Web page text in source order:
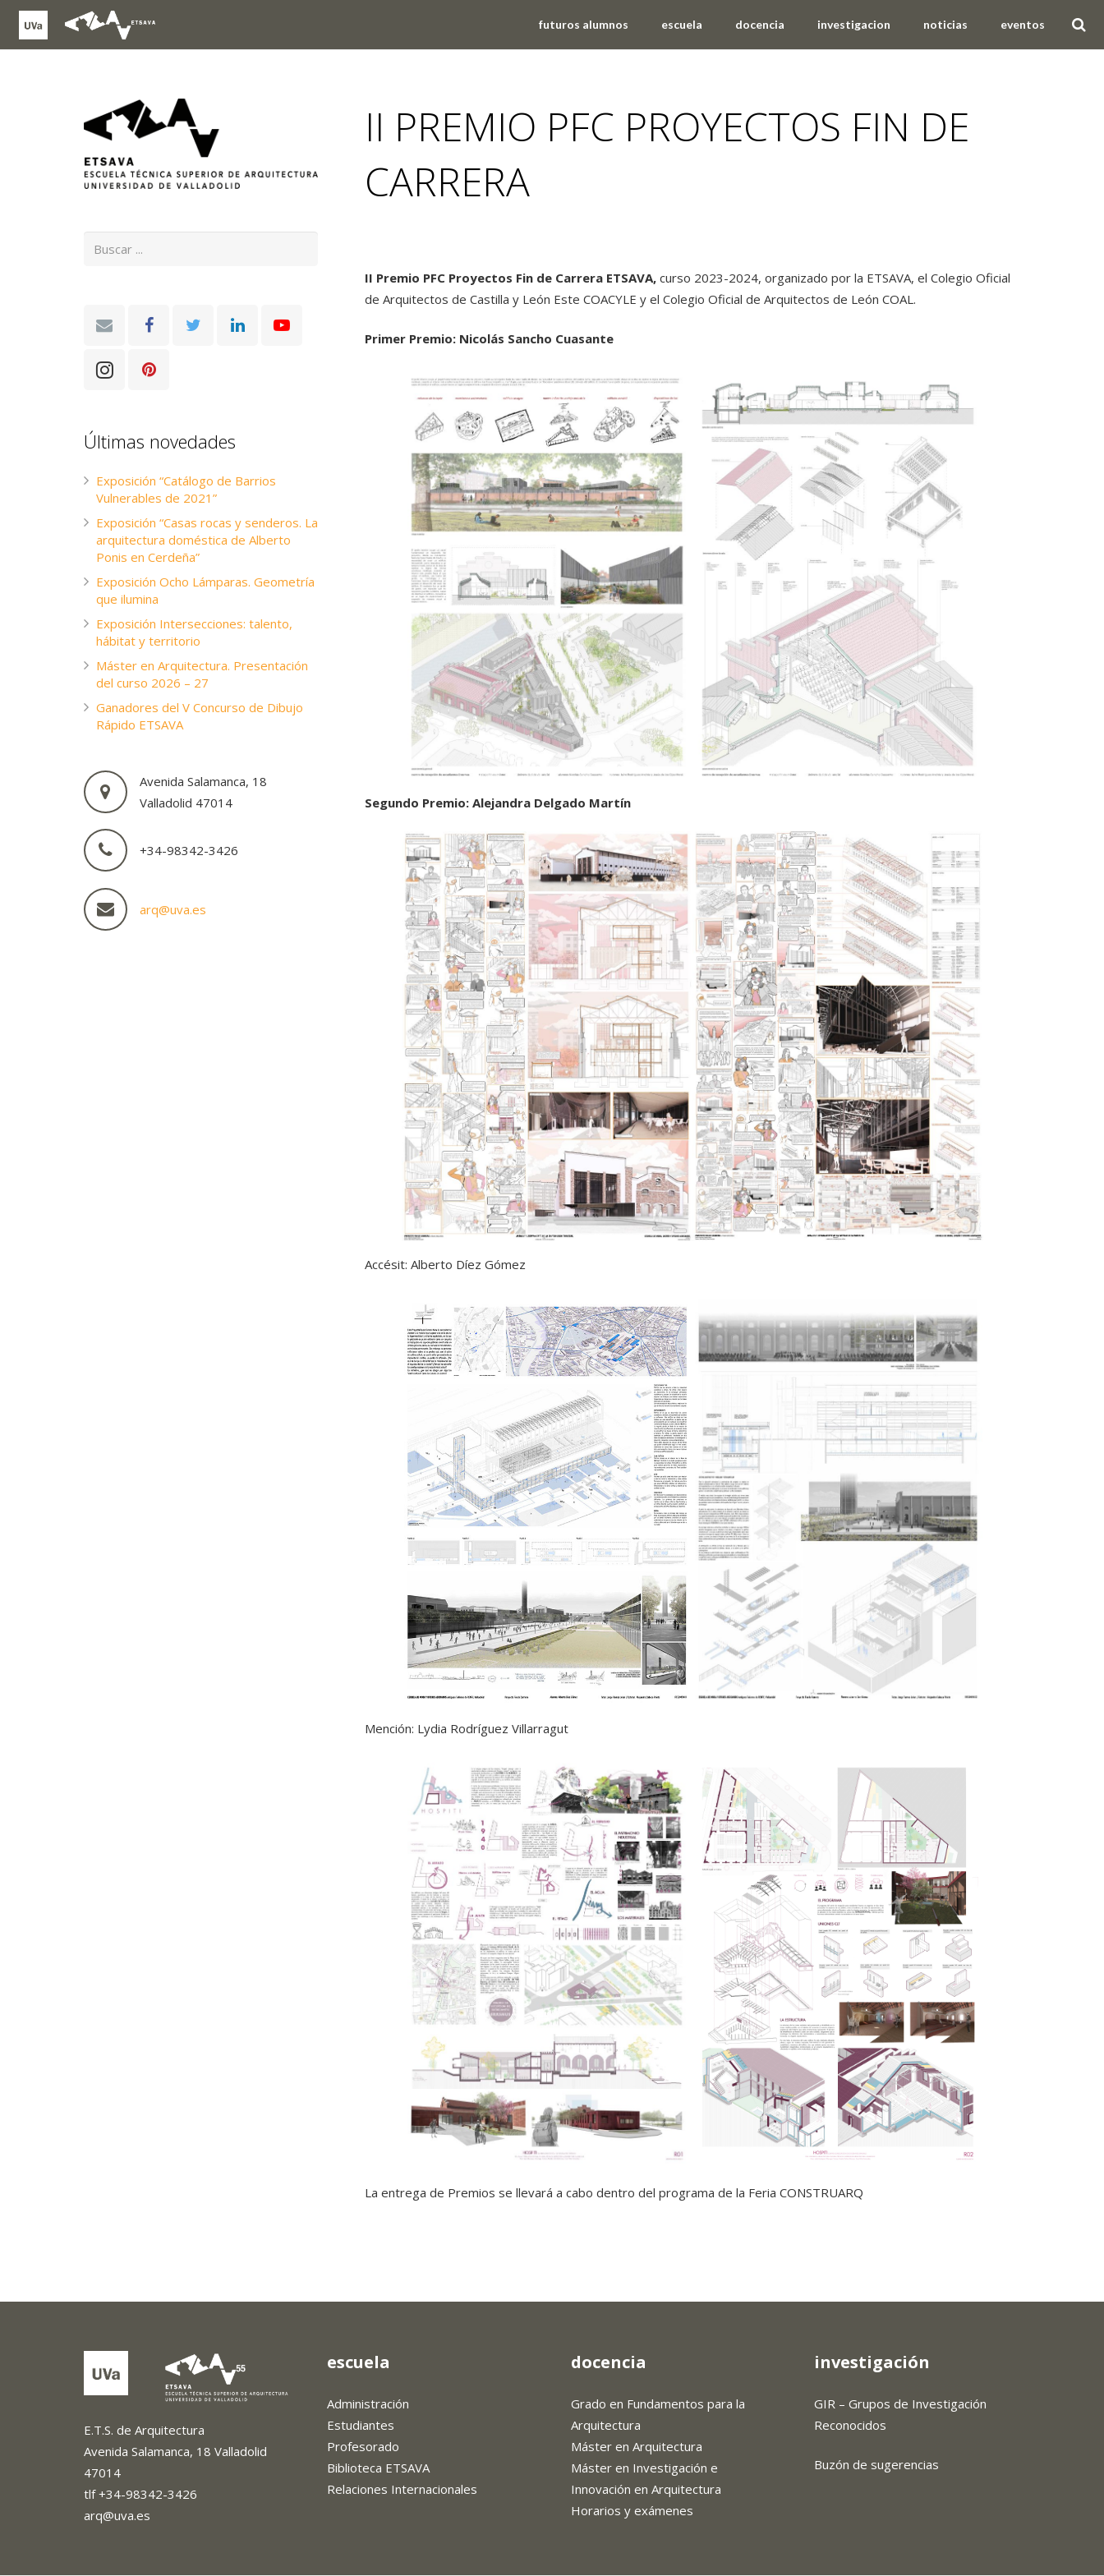
futuros alumnos escuela docencia investigacion noticias eventos
II PREMIO PFC PROYECTOS FIN DE
CARRERA
II Premio PFC Proyectos Fin de Carrera ETSAVA, curso 2023-2024, organizado por la ETSAVA, el Colegio Oficial
de Arquitectos de Castilla y León Este COACYLE y el Colegio Oficial de Arquitectos de León COAL.
Primer Premio: Nicolás Sancho Cuasante
Segundo Premio: Alejandra Delgado Martín
Accésit: Alberto Díez Gómez
Mención: Lydia Rodríguez Villarragut
La entrega de Premios se llevará a cabo dentro del programa de la Feria CONSTRUARQ
Últimas novedades
Exposición “Catálogo de Barrios
Vulnerables de 2021”
Exposición “Casas rocas y senderos. La
arquitectura doméstica de Alberto
Ponis en Cerdeña”
Exposición Ocho Lámparas. Geometría
que ilumina
Exposición Intersecciones: talento,
hábitat y territorio
Máster en Arquitectura. Presentación
del curso 2026 – 27
Ganadores del V Concurso de Dibujo
Rápido ETSAVA
Avenida Salamanca, 18
Valladolid 47014
+34-98342-3426
arq@uva.es
E.T.S. de Arquitectura
Avenida Salamanca, 18 Valladolid
47014
tlf +34-98342-3426
arq@uva.es
escuela
Administración
Estudiantes
Profesorado
Biblioteca ETSAVA
Relaciones Internacionales
docencia
Grado en Fundamentos para la
Arquitectura
Máster en Arquitectura
Máster en Investigación e
Innovación en Arquitectura
Horarios y exámenes
investigación
GIR – Grupos de Investigación
Reconocidos
Buzón de sugerencias